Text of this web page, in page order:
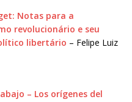
Notas para a
revolucionário e seu
libertário – Felipe Luiz
– Los orígenes del